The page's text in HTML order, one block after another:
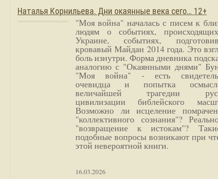
Наталья Корнильева. Дни окаянные века сего… 12+
"Моя война" началась с писем к
людям о событиях,
Украине, событиях,
кровавый Майдан 2014 года. Это
боль изнутри. Форма дневника
аналогию с "Окаянными днями"
"Моя война" - есть
очевидца и попытка
величайшей трагедии
цивилизации библейского
Возможно ли исцеление
"коллективного сознания"?
"возвращение к истокам"?
подобные вопросы возникают при
этой невероятной книги.
16.03.2026